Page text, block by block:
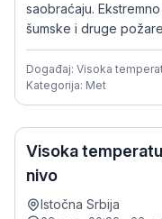
saobraćaju.
šumske i druge
Događaj: Visoka
Kategorija: Met
Visoka
nivo
Istočna Srbija